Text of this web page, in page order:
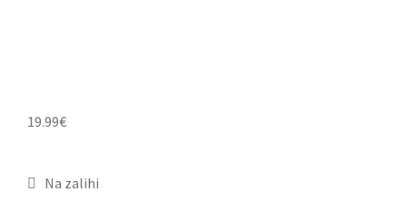
19.99€
Na zalihi